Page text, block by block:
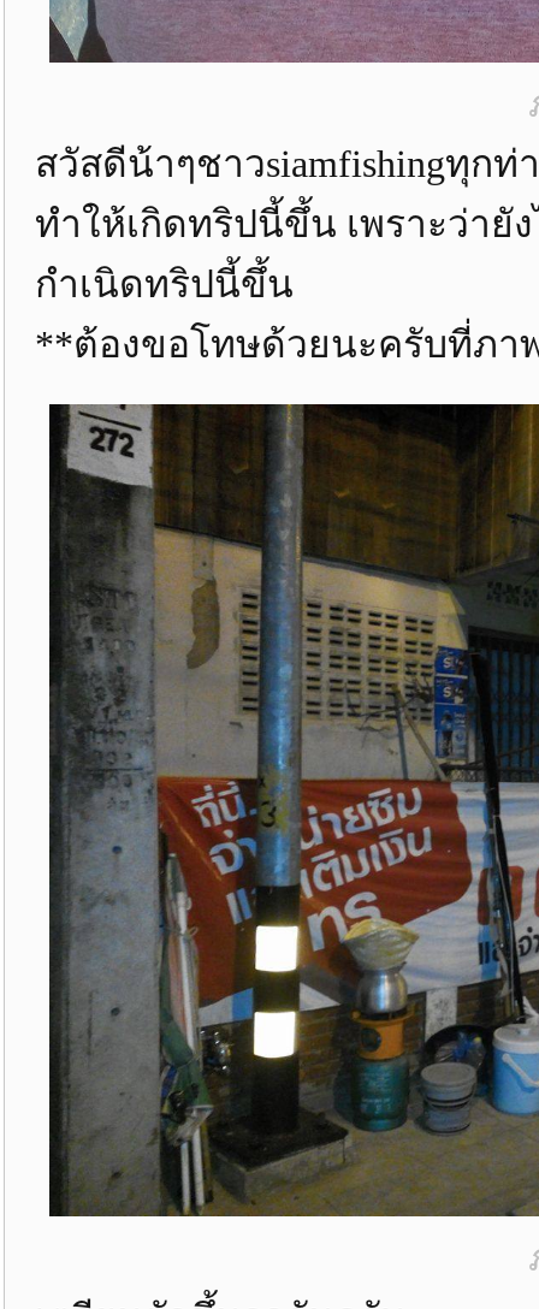
สวัสดีน้าๆชาวsiamfishingทุก
ทำให้เกิดทริปนี้ขึ้น เพราะว่า
กำเนิดทริปนี้ขึ้น
**ต้องขอโทษด้วยนะครับที่ภ